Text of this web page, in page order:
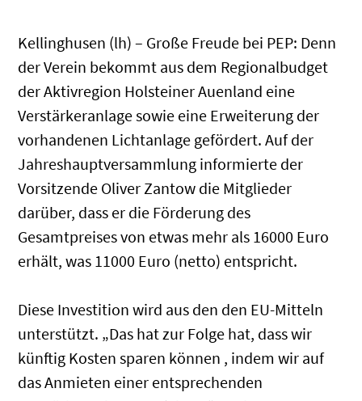
Kellinghusen (lh) – Große Freude bei PEP: Denn
der Verein bekommt aus dem Regionalbudget
der Aktivregion Holsteiner Auenland eine
Verstärkeranlage sowie eine Erweiterung der
vorhandenen Lichtanlage gefördert. Auf der
Jahreshauptversammlung informierte der
Vorsitzende Oliver Zantow die Mitglieder
darüber, dass er die Förderung des
Gesamtpreises von etwas mehr als 16000 Euro
erhält, was 11000 Euro (netto) entspricht.
Diese Investition wird aus den den EU-Mitteln
unterstützt. „Das hat zur Folge hat, dass wir
künftig Kosten sparen können , indem wir auf
das Anmieten einer entsprechenden